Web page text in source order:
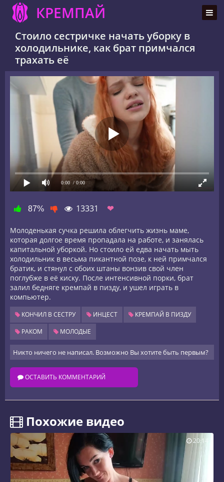
КРЕМПАЙ
Стоило сестричке начать уборку в
холодильнике, как брат примчался
трахать её
0:00 / 0:00
87% 13331 ❤
Молоденькая сучка решила облегчить жизнь маме,
которая долгое время пропадала на работе, и занялась
капитальной уборкой. Но стоило ей едва начать мыть
холодильник в весьма пикантной позе, к ней примчался
братик, и стянул с обоих штаны вонзив свой член
поглубже в её киску. После интенсивной порки, брат
залил бедняге кремпай в пизду, и ушел играть в
компьютер.
КОНЧИЛ В СЕСТРУ ИНЦЕСТ
КРЕМПАЙ В ПИЗДУ
РАКОМ
МОЛОДЫЕ
Никто ничего не написал. Возможно Вы хотите быть первым?
ОСТАВИТЬ КОММЕНТАРИЙ
️ Похожие видео
20:14